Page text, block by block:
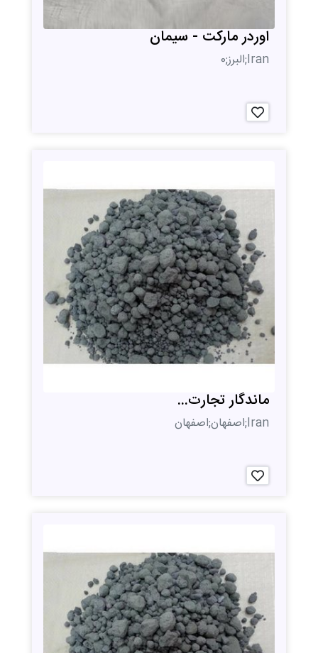
اوردر مارکت - سیمان
Iran;البرز;0
ماندگار تجارت...
Iran;اصفهان;اصفهان